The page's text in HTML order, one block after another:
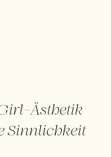
Ästhetik
Sinnlichkeit